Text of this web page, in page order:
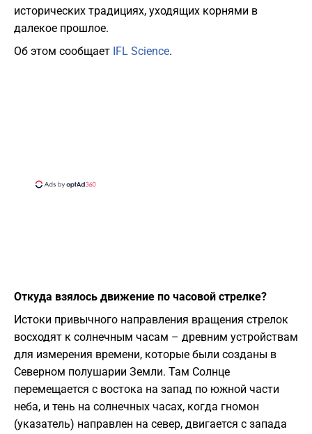
исторических традициях, уходящих корнями в
далекое прошлое.
Об этом сообщает IFL Science.
Откуда взялось движение по часовой стрелке?
Истоки привычного направления вращения стрелок
восходят к солнечным часам – древним устройствам
для измерения времени, которые были созданы в
Северном полушарии Земли. Там Солнце
перемещается с востока на запад по южной части
неба, и тень на солнечных часах, когда гномон
(указатель) направлен на север, двигается с запада